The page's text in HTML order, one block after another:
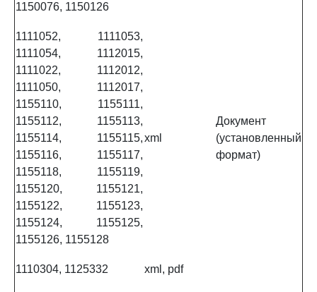
1150076, 1150126
1111052, 1111053,
1111054, 1112015,
1111022, 1112012,
1111050, 1112017,
1155110, 1155111,
1155112, 1155113,
1155114, 1155115,
1155116, 1155117,
1155118, 1155119,
1155120, 1155121,
1155122, 1155123,
1155124, 1155125,
1155126, 1155128
xml
Документ
(установленный
формат)
1110304, 1125332 xml, pdf